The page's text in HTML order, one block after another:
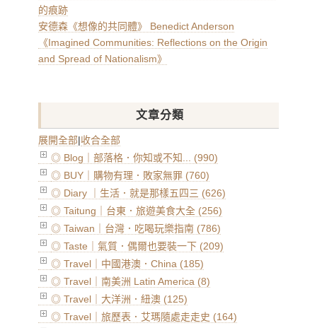
的痕跡
安德森《想像的共同體》 Benedict Anderson
《Imagined Communities: Reflections on the Origin
and Spread of Nationalism》
文章分類
展開全部|收合全部
◎ Blog｜部落格．你知或不知... (990)
◎ BUY｜購物有理．敗家無罪 (760)
◎ Diary ｜生活．就是那樣五四三 (626)
◎ Taitung｜台東．旅遊美食大全 (256)
◎ Taiwan｜台灣．吃喝玩樂指南 (786)
◎ Taste｜氣質．偶爾也要裝一下 (209)
◎ Travel｜中國港澳．China (185)
◎ Travel｜南美洲 Latin America (8)
◎ Travel｜大洋洲．紐澳 (125)
◎ Travel｜旅歷表．艾瑪隨處走走史 (164)